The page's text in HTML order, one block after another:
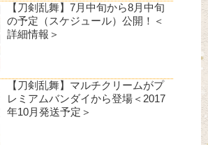
【刀剣乱舞】7月中旬から8月中旬
の予定（スケジュール）公開！＜
詳細情報＞
【刀剣乱舞】マルチクリームがプ
レミアムバンダイから登場＜2017
年10月発送予定＞